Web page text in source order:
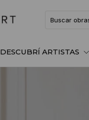
DESCUBRÍ ARTISTAS